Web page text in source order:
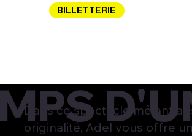
BILLETTERIE
Dans ce spectacle mêlant
originalité, Adel vous offre